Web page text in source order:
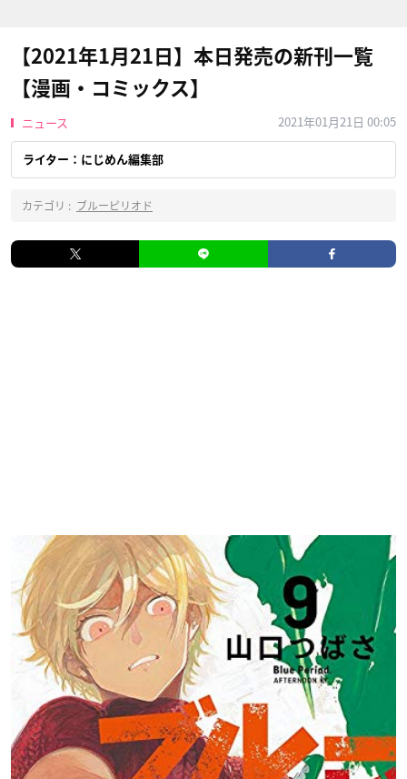
【2021年1月21日】本日発売の新刊一覧
【漫画・コミックス】
ニュース 2021年01月21日 00:05
ライター：にじめん編集部
カテゴリ : ブルーピリオド